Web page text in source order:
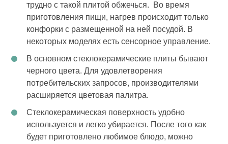
трудно с такой плитой обжечься. Во время
приготовления пищи, нагрев происходит только
конфорки с размещенной на ней посудой. В
некоторых моделях есть сенсорное управление.
В основном стеклокерамические плиты бывают
черного цвета. Для удовлетворения
потребительских запросов, производителями
расширяется цветовая палитра.
Стеклокерамическая поверхность удобно
используется и легко убирается. После того как
будет приготовлено любимое блюдо, можно